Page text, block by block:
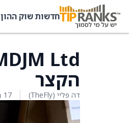
חדשות שוק ההון
הקצר
דה פליי (TheFly) 17 במרץ 2026